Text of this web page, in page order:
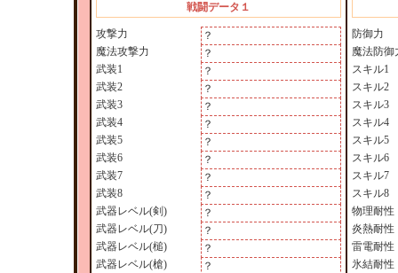
戦闘データ１
攻撃力
？
魔法攻撃力
？
武装1
？
武装2
？
武装3
？
武装4
？
武装5
？
武装6
？
武装7
？
武装8
？
武器レベル(剣)
？
武器レベル(刀)
？
武器レベル(槌)
？
武器レベル(槍)
？
防御力
魔法防御
スキル1
スキル2
スキル3
スキル4
スキル5
スキル6
スキル7
スキル8
物理耐性
炎熱耐性
雷電耐性
氷結耐性